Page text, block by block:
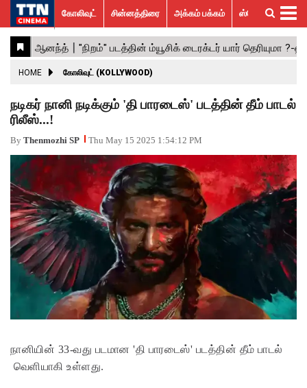
கோலிவுட்
சின்னத்திரை
பாலிவுட்
ஹாலிவுட்
அக்கம்
பக்கம்
ஸ்பெஷல்
ஸ்டோரீஸ்
விமர்சனம்
GALLERY
ACTRESS
ACTORS
MOVIESTILLS
EVENTS
VIDEOS
What’s
Hot
Trending
News
கோலிவுட் சின்னத்திரை அக்கம் பக்கம் ஸ்பெஷல் ஸ்டோரீஸ்
HOME கோலிவுட் (KOLLYWOOD)
நடிகர் நானி நடிக்கும் 'தி பாரடைஸ்' படத்தின் தீம் பாடல்
ரிலீஸ்...!
By Thenmozhi SP Thu May 15 2025 1:54:12 PM
நானியின் 33-வது படமான 'தி பாரடைஸ்' படத்தின் தீம் பாடல்
வெளியாகி உள்ளது.